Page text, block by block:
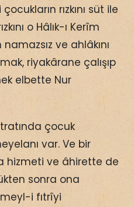
rızkını süt ile
o Hâlık-ı Kerîm
namazsız ve ahlâkını
riyakârane çalışıp
elbette Nur
çocuk
var. Ve bir
hizmeti ve âhirette de
sonra ona
i fıtrîyi